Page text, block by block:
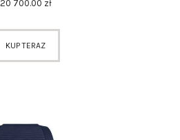
20 700.00 zł
KUP TERAZ